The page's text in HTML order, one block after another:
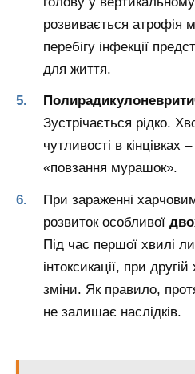
розвивається атрофія
перебігу інфекції
для життя.
Зустрічається рідко.
чутливості в кінцівках
«повзання мурашок».
При зараженні
розвиток особливої
Під час першої хвилі
інтоксикації, при
зміни. Як правило,
не залишає наслідків.